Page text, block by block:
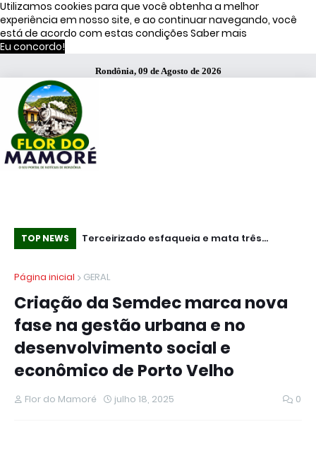
Utilizamos cookies para que você obtenha a melhor
experiência em nosso site, e ao continuar navegando, você
está de acordo com estas condições Saber mais
Eu concordo!
Rondônia, 09 de Agosto de 2026
TOP NEWS
Terceirizado esfaqueia e mata três
Paulista
Mundo - Ataques ucranianos forçam
do Cazaquistão à Rússia
Página inicial GERAL
Criação da Semdec marca nova
fase na gestão urbana e no
desenvolvimento social e
econômico de Porto Velho
Flor do Mamoré julho 18, 2025 0